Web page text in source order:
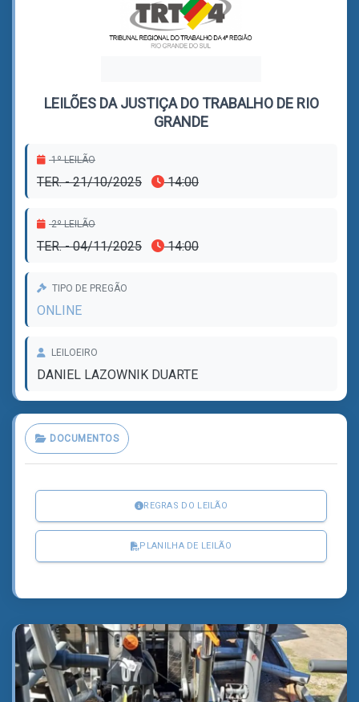
LEILÕES DA JUSTIÇA DO TRABALHO DE RIO
GRANDE
1º LEILÃO
TER. - 21/10/2025 14:00
2º LEILÃO
TER. - 04/11/2025 14:00
TIPO DE PREGÃO
ONLINE
LEILOEIRO
DANIEL LAZOWNIK DUARTE
DOCUMENTOS
REGRAS DO LEILÃO
PLANILHA DE LEILÃO